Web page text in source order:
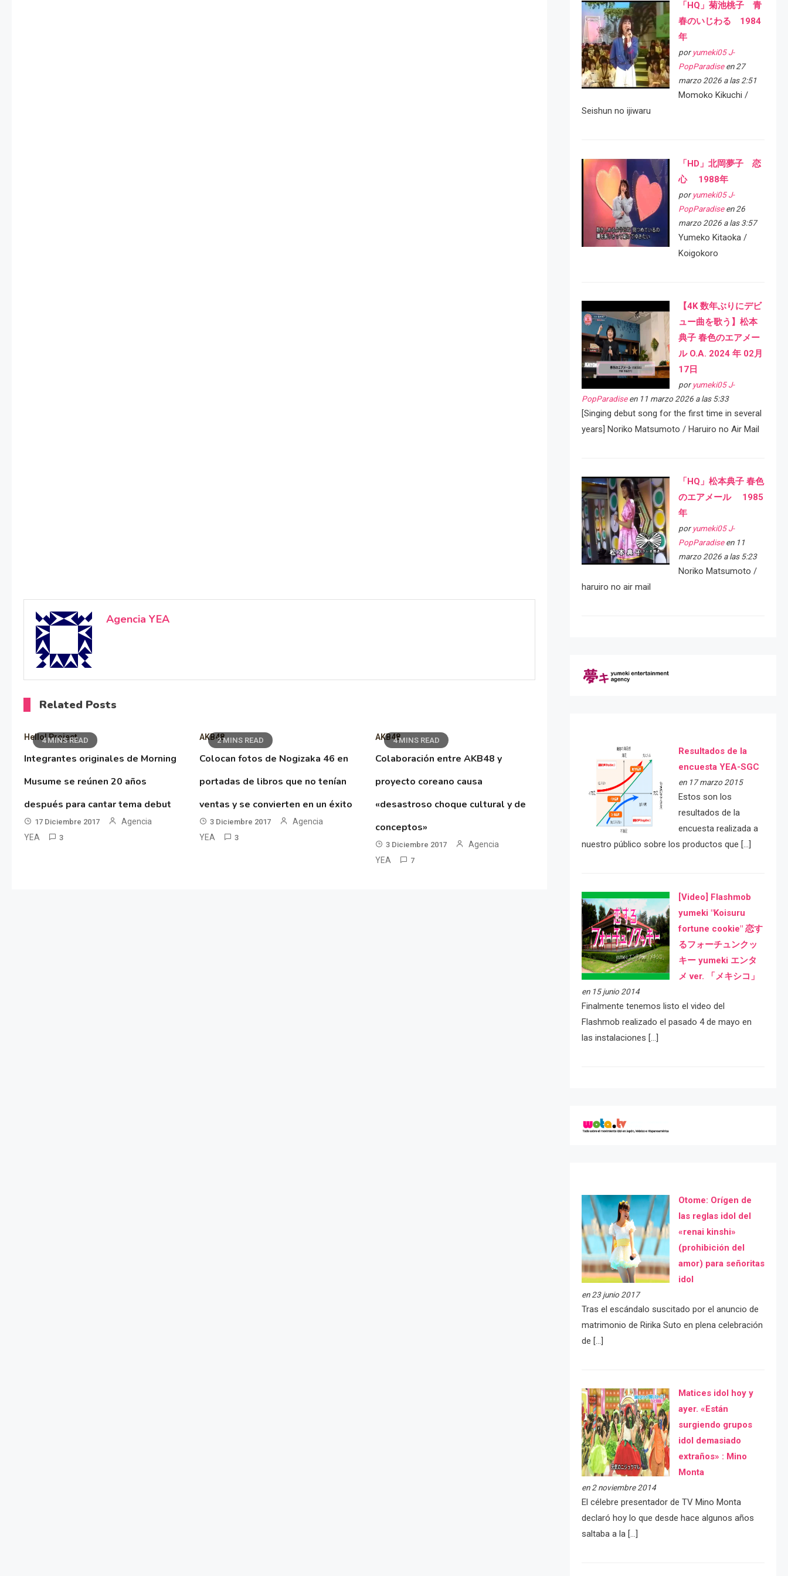
Agencia YEA
Related Posts
4 MINS READ
Hello! Project
Integrantes originales de Morning
Musume se reúnen 20 años
después para cantar tema debut
17 Diciembre 2017
Agencia
YEA
3
2 MINS READ
AKB48
Colocan fotos de Nogizaka 46 en
portadas de libros que no tenían
ventas y se convierten en un éxito
3 Diciembre 2017
Agencia
YEA
3
4 MINS READ
AKB48
Colaboración entre AKB48 y
proyecto coreano causa
«desastroso choque cultural y de
conceptos»
3 Diciembre 2017
Agencia
YEA
7
「HQ」菊池桃子 青
春のいじわる 1984
年
por yumeki05 J-
PopParadiseen 27
marzo 2026 a las 2:51
Momoko Kikuchi /
Seishun no ijiwaru
「HD」北岡夢子 恋
心 1988年
por yumeki05 J-
PopParadiseen 26
marzo 2026 a las 3:57
Yumeko Kitaoka /
Koigokoro
【4K 数年ぶりにデビ
ュー曲を歌う】松本
典子 春色のエアメー
ル O.A. 2024 年 02月
17日
por yumeki05 J-
PopParadiseen 11 marzo 2026 a las 5:33
[Singing debut song for the first time in several
years] Noriko Matsumoto / Haruiro no Air Mail
「HQ」松本典子 春色
のエアメール 1985
年
por yumeki05 J-
PopParadiseen 11
marzo 2026 a las 5:23
Noriko Matsumoto /
haruiro no air mail
Resultados de la
encuesta YEA-SGC
en 17 marzo 2015
Estos son los
resultados de la
encuesta realizada a
nuestro público sobre los productos que […]
[Video] Flashmob
yumeki "Koisuru
fortune cookie" 恋す
るフォーチュンクッ
キー yumeki エンタ
メ ver. 「メキシコ」
en 15 junio 2014
Finalmente tenemos listo el video del
Flashmob realizado el pasado 4 de mayo en
las instalaciones […]
Otome: Orígen de
las reglas idol del
«renai kinshi»
(prohibición del
amor) para señoritas
idol
en 23 junio 2017
Tras el escándalo suscitado por el anuncio de
matrimonio de Ririka Suto en plena celebración
de […]
Matices idol hoy y
ayer. «Están
surgiendo grupos
idol demasiado
extraños» : Mino
Monta
en 2 noviembre 2014
El célebre presentador de TV Mino Monta
declaró hoy lo que desde hace algunos años
saltaba a la […]